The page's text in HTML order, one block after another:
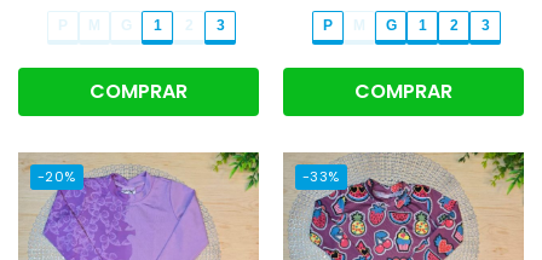
P M G 1 2 3
COMPRAR
P M G 1 2 3
COMPRAR
-20% -33%